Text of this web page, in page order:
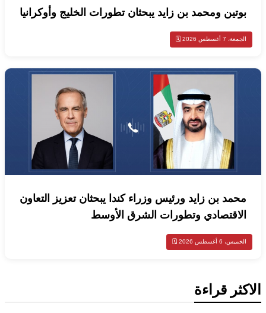
بوتين ومحمد بن زايد يبحثان تطورات الخليج وأوكرانيا
الجمعة، 7 أغسطس 2026 🗓️
محمد بن زايد ورئيس وزراء كندا يبحثان تعزيز التعاون
الاقتصادي وتطورات الشرق الأوسط
الخميس، 6 أغسطس 2026 🗓️
الاكثر قراءة